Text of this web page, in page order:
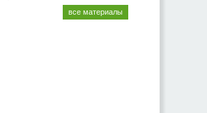
все материалы